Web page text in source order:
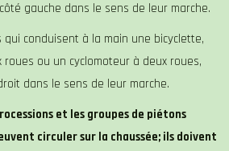
gauche dans le sens de leur marche.
conduisent à la main une bicyclette,
roues ou un cyclomoteur à deux roues,
dans le sens de leur marche.
et les groupes de piétons
circuler sur la chaussée; ils doivent